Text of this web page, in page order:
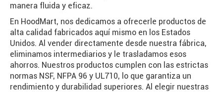
manera fluida y eficaz.
En HoodMart, nos dedicamos a ofrecerle productos de
alta calidad fabricados aquí mismo en los Estados
Unidos. Al vender directamente desde nuestra fábrica,
eliminamos intermediarios y le trasladamos esos
ahorros. Nuestros productos cumplen con las estrictas
normas NSF, NFPA 96 y UL710, lo que garantiza un
rendimiento y durabilidad superiores. Al elegir nuestras